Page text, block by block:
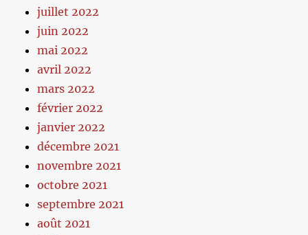
juillet 2022
juin 2022
mai 2022
avril 2022
mars 2022
février 2022
janvier 2022
décembre 2021
novembre 2021
octobre 2021
septembre 2021
août 2021